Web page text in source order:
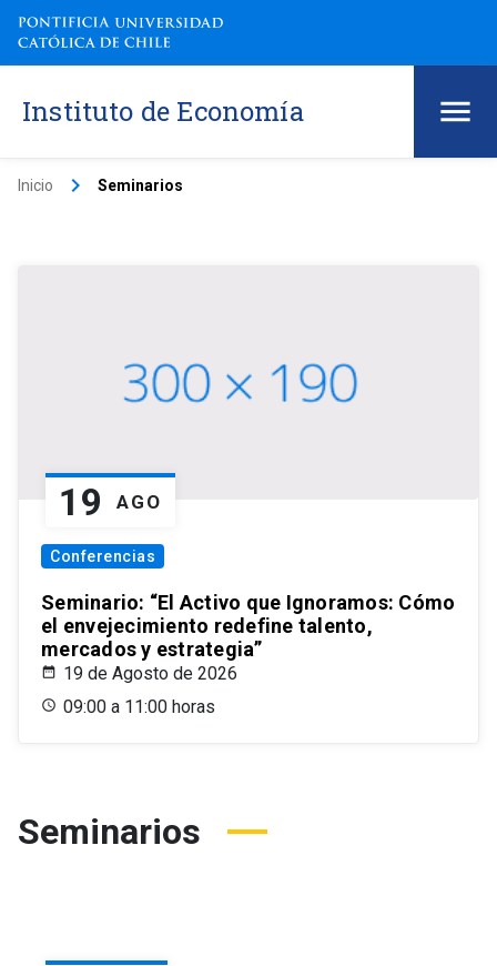
Instituto de Economía
Inicio keyboard_arrow_right Seminarios
19 AGO
Conferencias
Seminario: “El Activo que Ignoramos: Cómo
el envejecimiento redefine talento,
mercados y estrategia”
19 de Agosto de 2026
09:00 a 11:00 horas
Seminarios